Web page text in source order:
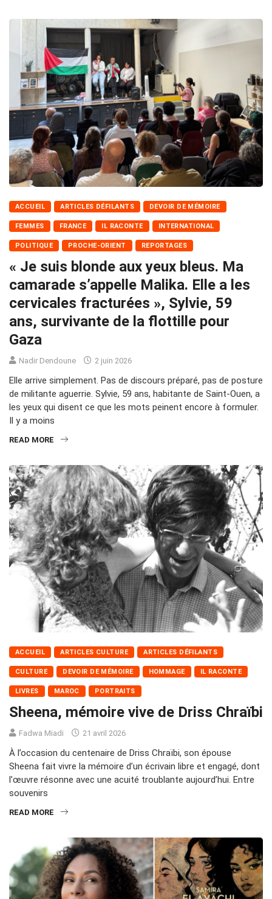
ACCUEIL ARTICLES DÉFILANTS DEVOIR DE MÉMOIRE
FEMMES FRANCE IL RACONTE INTERNATIONAL
POLITIQUE PROCHE-ORIENT REPORTAGES
« Je suis blonde aux yeux bleus. Ma
camarade s’appelle Malika. Elle a les
cervicales fracturées », Sylvie, 59
ans, survivante de la flottille pour
Gaza
Nadir Dendoune 2 juin 2026
Elle arrive simplement. Pas de discours préparé, pas de posture
de militante aguerrie. Sylvie, 59 ans, habitante de Saint-Ouen, a
les yeux qui disent ce que les mots peinent encore à formuler.
Il y a moins
READ MORE
ACCUEIL ARTICLES CULTURE ARTICLES DÉFILANTS
CULTURE DEVOIR DE MÉMOIRE HOMMAGE IL RACONTE
LIVRES MAROC PORTRAITS
Sheena, mémoire vive de Driss Chraïbi
Fadwa Miadi 21 avril 2026
À l’occasion du centenaire de Driss Chraïbi, son épouse
Sheena fait vivre la mémoire d’un écrivain libre et engagé, dont
l’œuvre résonne avec une acuité troublante aujourd’hui. Entre
souvenirs
READ MORE